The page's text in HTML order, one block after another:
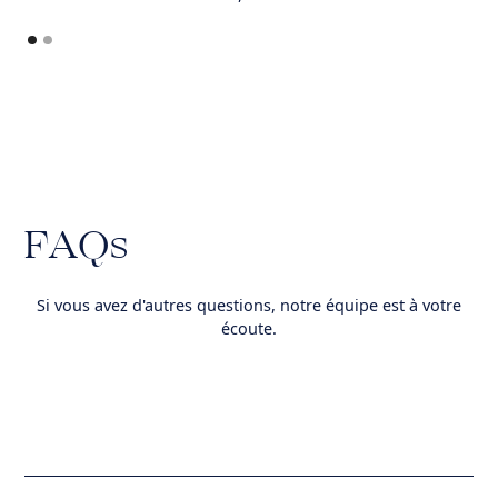
FAQs
Si vous avez d'autres questions, notre équipe est à votre
écoute.